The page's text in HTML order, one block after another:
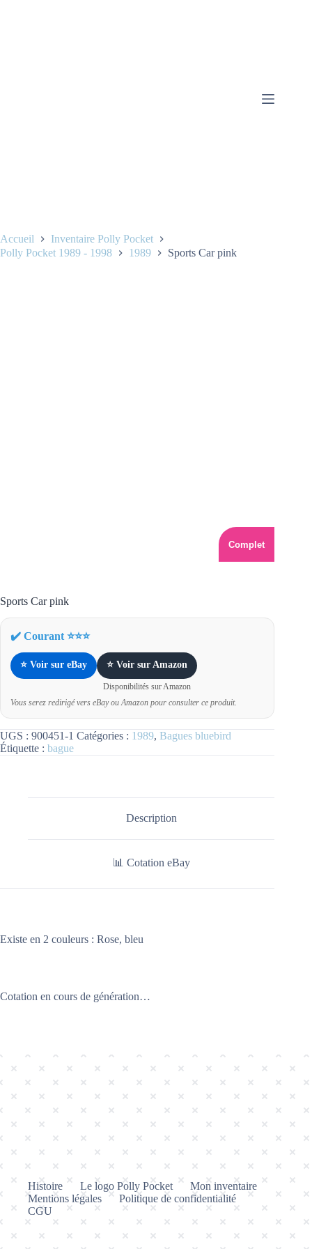
Accueil
Inventaire Polly Pocket
Polly Pocket 1989 - 1998
1989 Sports Car pink
Complet
Sports Car pink
✔️ Courant ⭐⭐⭐
⭐ Voir sur eBay ⭐ Voir sur Amazon
Disponibilités sur Amazon
Vous serez redirigé vers eBay ou Amazon pour consulter ce produit.
UGS : 900451-1 Catégories : 1989, Bagues bluebird
Étiquette : bague
Description
📊 Cotation eBay
Existe en 2 couleurs : Rose, bleu
Cotation en cours de génération…
Histoire Le logo Polly Pocket
Mon inventaire
Mentions légales
Politique de confidentialité
CGU